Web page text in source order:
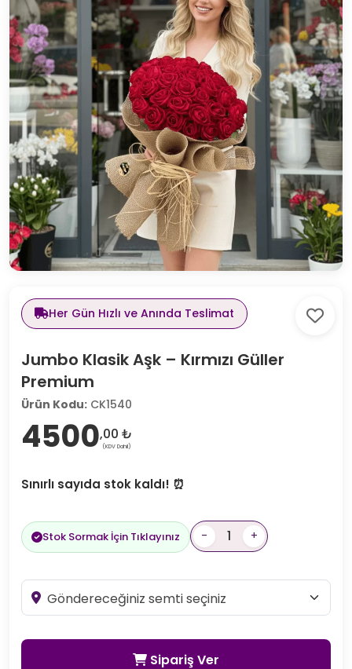
Her Gün Hızlı ve Anında Teslimat
Jumbo Klasik Aşk – Kırmızı Güller
Premium
Ürün Kodu: CK1540
4500,00 ₺
(KDV Dahil)
Sınırlı sayıda stok kaldı! ⏰
Stok Sormak İçin Tıklayınız - +
Sipariş Ver